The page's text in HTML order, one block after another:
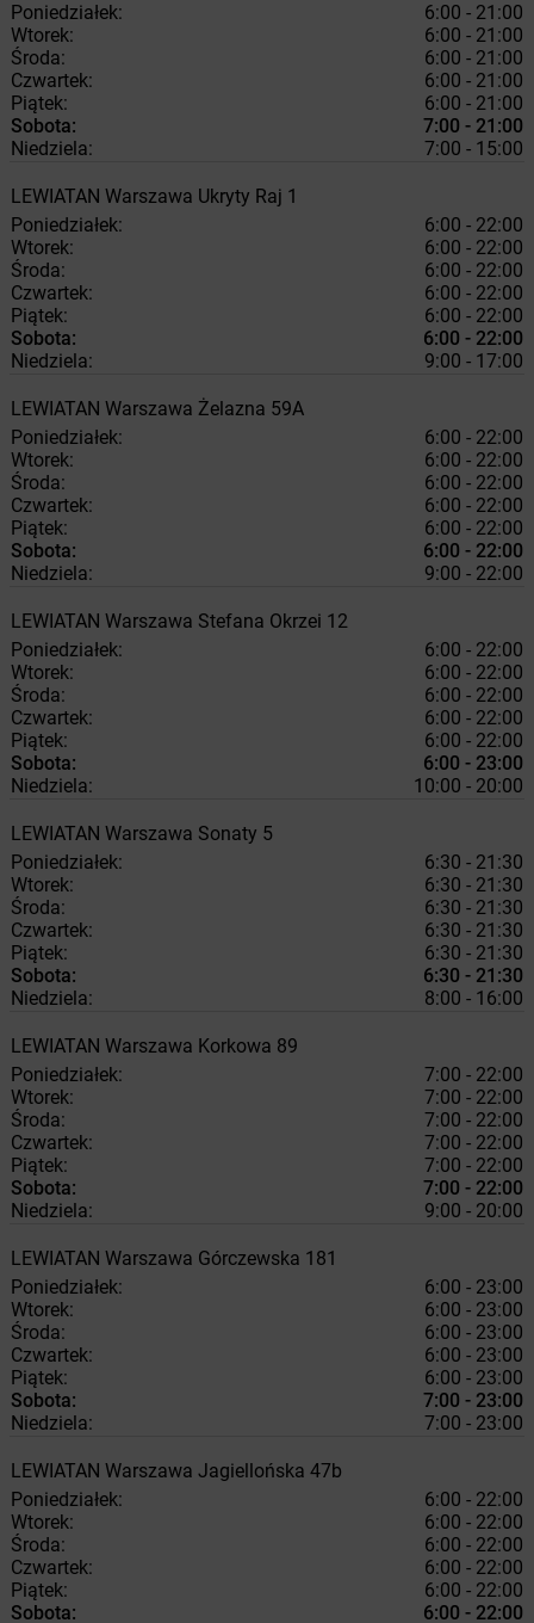
Poniedziałek:
6:00 - 21:00
Wtorek:
6:00 - 21:00
Środa:
6:00 - 21:00
Czwartek:
6:00 - 21:00
Piątek:
6:00 - 21:00
Sobota:
7:00 - 21:00
Niedziela:
7:00 - 15:00
LEWIATAN Warszawa Ukryty Raj 1
Poniedziałek:
6:00 - 22:00
Wtorek:
6:00 - 22:00
Środa:
6:00 - 22:00
Czwartek:
6:00 - 22:00
Piątek:
6:00 - 22:00
Sobota:
6:00 - 22:00
Niedziela:
9:00 - 17:00
LEWIATAN Warszawa Żelazna 59A
Poniedziałek:
6:00 - 22:00
Wtorek:
6:00 - 22:00
Środa:
6:00 - 22:00
Czwartek:
6:00 - 22:00
Piątek:
6:00 - 22:00
Sobota:
6:00 - 22:00
Niedziela:
9:00 - 22:00
LEWIATAN Warszawa Stefana Okrzei 12
Poniedziałek:
6:00 - 22:00
Wtorek:
6:00 - 22:00
Środa:
6:00 - 22:00
Czwartek:
6:00 - 22:00
Piątek:
6:00 - 22:00
Sobota:
6:00 - 23:00
Niedziela:
10:00 - 20:00
LEWIATAN Warszawa Sonaty 5
Poniedziałek:
6:30 - 21:30
Wtorek:
6:30 - 21:30
Środa:
6:30 - 21:30
Czwartek:
6:30 - 21:30
Piątek:
6:30 - 21:30
Sobota:
6:30 - 21:30
Niedziela:
8:00 - 16:00
LEWIATAN Warszawa Korkowa 89
Poniedziałek:
7:00 - 22:00
Wtorek:
7:00 - 22:00
Środa:
7:00 - 22:00
Czwartek:
7:00 - 22:00
Piątek:
7:00 - 22:00
Sobota:
7:00 - 22:00
Niedziela:
9:00 - 20:00
LEWIATAN Warszawa Górczewska 181
Poniedziałek:
6:00 - 23:00
Wtorek:
6:00 - 23:00
Środa:
6:00 - 23:00
Czwartek:
6:00 - 23:00
Piątek:
6:00 - 23:00
Sobota:
7:00 - 23:00
Niedziela:
7:00 - 23:00
LEWIATAN Warszawa Jagiellońska 47b
Poniedziałek:
6:00 - 22:00
Wtorek:
6:00 - 22:00
Środa:
6:00 - 22:00
Czwartek:
6:00 - 22:00
Piątek:
6:00 - 22:00
Sobota:
6:00 - 22:00